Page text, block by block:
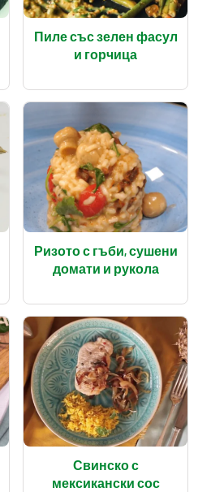
Пиле със зелен фасул
и горчица
Ризото с гъби, сушени
домати и рукола
Свинско с
мексикански сос